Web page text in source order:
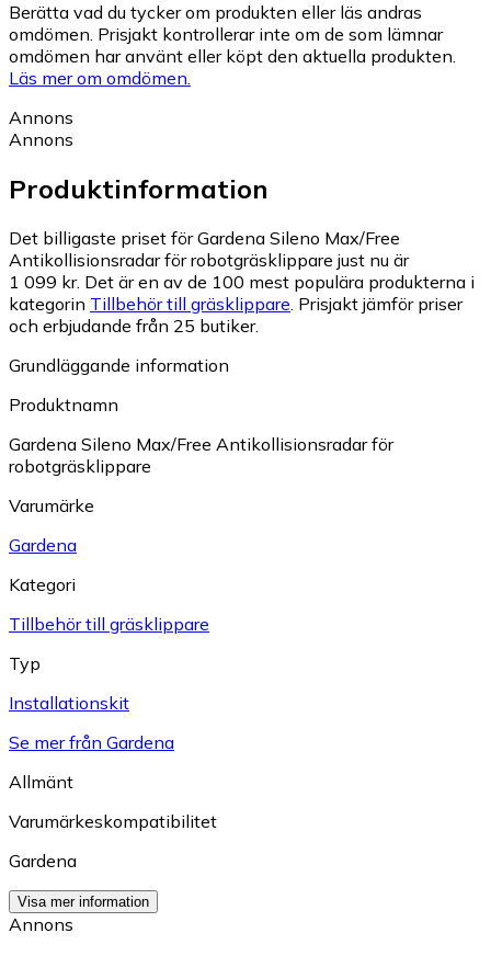
Berätta vad du tycker om produkten eller läs andras
omdömen. Prisjakt kontrollerar inte om de som lämnar
omdömen har använt eller köpt den aktuella produkten.
Läs mer om omdömen.
Annons
Annons
Produktinformation
Det billigaste priset för Gardena Sileno Max/Free
Antikollisionsradar för robotgräsklippare just nu är
1 099 kr. Det är en av de 100 mest populära produkterna i
kategorin Tillbehör till gräsklippare. Prisjakt jämför priser
och erbjudande från 25 butiker.
Grundläggande information
Produktnamn
Gardena Sileno Max/Free Antikollisionsradar för
robotgräsklippare
Varumärke
Gardena
Kategori
Tillbehör till gräsklippare
Typ
Installationskit
Se mer från Gardena
Allmänt
Varumärkeskompatibilitet
Gardena
Visa mer information
Annons